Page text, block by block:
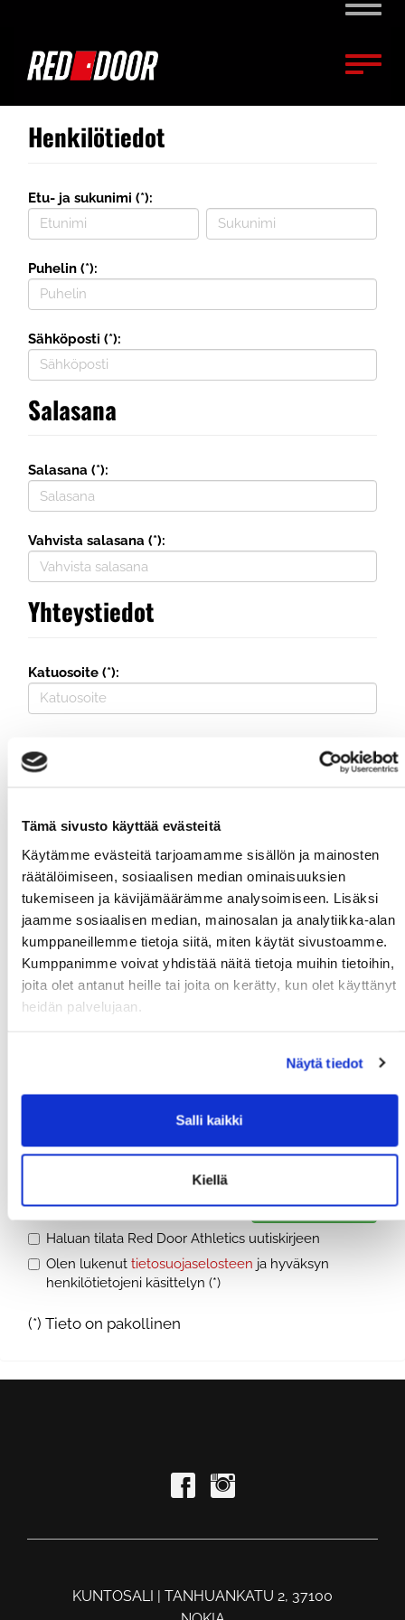
Tämä sivusto käyttää evästeitä
Käytämme evästeitä tarjoamamme sisällön ja mainosten
räätälöimiseen, sosiaalisen median ominaisuuksien
tukemiseen ja kävijämäärämme analysoimiseen. Lisäksi
jaamme sosiaalisen median, mainosalan ja analytiikka-alan
kumppaneillemme tietoja siitä, miten käytät sivustoamme.
Kumppanimme voivat yhdistää näitä tietoja muihin tietoihin,
joita olet antanut heille tai joita on kerätty, kun olet käyttänyt
heidän palvelujaan.
Näytä tiedot
Salli kaikki
Kiellä
Henkilötiedot
Etu- ja sukunimi (*):
Puhelin (*):
Sähköposti (*):
Salasana
Salasana (*):
Vahvista salasana (*):
Yhteystiedot
Katuosoite (*):
Suomi
Lisätiedot
Rekisteröidy
Haluan tilata Red Door Athletics uutiskirjeen
Olen lukenut tietosuojaselosteen ja hyväksyn
henkilötietojeni käsittelyn (*)
(*) Tieto on pakollinen
KUNTOSALI | TANHUANKATU 2, 37100